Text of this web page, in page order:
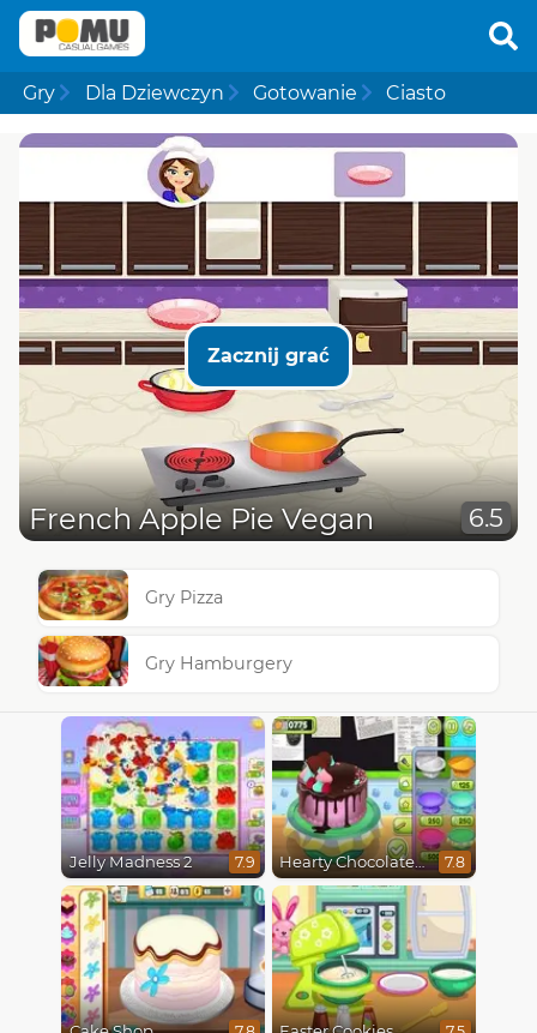
Gry Dla Dziewczyn Gotowanie Ciasto
Zacznij grać
French Apple Pie Vegan 6.5
Gry Pizza
Gry Hamburgery
Jelly Madness 2 7.9 Hearty Chocolate Cake 7.8